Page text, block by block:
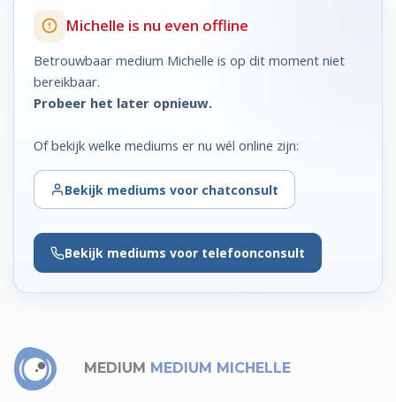
Michelle is nu even offline
Betrouwbaar medium Michelle is op dit moment niet
bereikbaar.
Probeer het later opnieuw.
Of bekijk welke mediums er nu wél online zijn:
Bekijk mediums voor chatconsult
Bekijk mediums voor telefoonconsult
MEDIUM MEDIUM MICHELLE